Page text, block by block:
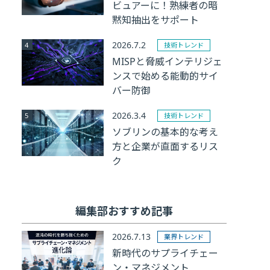
編集部おすすめ記事
2026.7.13 業界トレンド
新時代のサプライチェー
ビュアーに！熟練者の暗
黙知抽出をサポート
2026.7.2 技術トレンド
MISPと脅威インテリジェ
ンスで始める能動的サイ
バー防御
2026.3.4 技術トレンド
ソブリンの基本的な考え
方と企業が直面するリス
ク